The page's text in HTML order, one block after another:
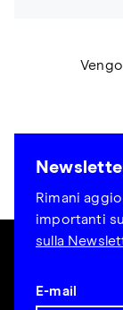
Rimani
importanti
sulla
E-mail